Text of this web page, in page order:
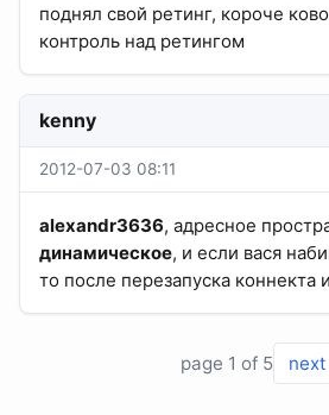
поднял свой ретинг, короче
контроль над ретингом
kenny
2012-07-03 08:11
alexandr3636, адресное
динамическое, и если вася
то после перезапуска коннекта
page 1 of 5 next